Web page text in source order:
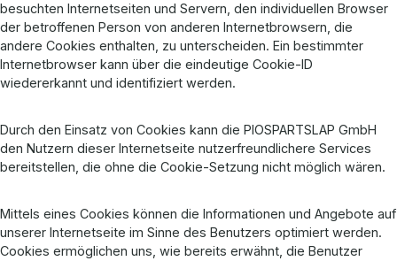
besuchten Internetseiten und Servern, den individuellen Browser
der betroffenen Person von anderen Internetbrowsern, die
andere Cookies enthalten, zu unterscheiden. Ein bestimmter
Internetbrowser kann über die eindeutige Cookie-ID
wiedererkannt und identifiziert werden.
Durch den Einsatz von Cookies kann die PIOSPARTSLAP GmbH
den Nutzern dieser Internetseite nutzerfreundlichere Services
bereitstellen, die ohne die Cookie-Setzung nicht möglich wären.
Mittels eines Cookies können die Informationen und Angebote auf
unserer Internetseite im Sinne des Benutzers optimiert werden.
Cookies ermöglichen uns, wie bereits erwähnt, die Benutzer